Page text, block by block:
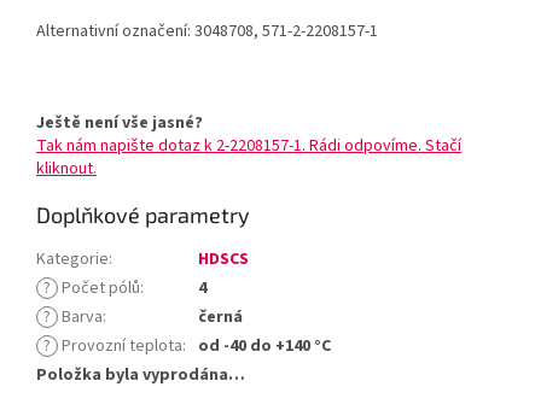
Alternativní označení: 3048708, 571-2-2208157-1
Ještě není vše jasné?
Tak nám napište dotaz k 2-2208157-1. Rádi odpovíme. Stačí
kliknout.
Doplňkové parametry
Kategorie:
HDSCS
? Počet pólů:
4
? Barva:
černá
? Provozní teplota: od -40 do +140 °C
Položka byla vyprodána…